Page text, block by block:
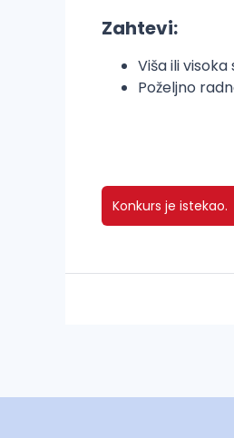
Zahtevi:
Viša ili
Poželjno
Konkurs je istekao.